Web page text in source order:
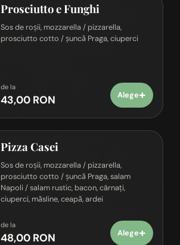
Prosciutto e Funghi
Sos de roșii, mozzarella / pizzarella,
prosciutto cotto / șuncă Praga, ciuperci
de la
43,00 RON Alege+
Pizza Casei
Sos de roșii, mozzarella / pizzarella,
prosciutto cotto / șuncă Praga, salam
Napoli / salam rustic, bacon, cârnați,
ciuperci, măsline, ceapă, ardei
de la
48,00 RON Alege+